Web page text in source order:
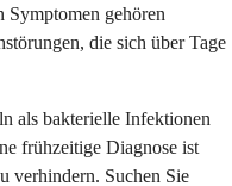
gehören
die sich über Tage
als bakterielle Infektionen
frühzeitige Diagnose ist
verhindern. Suchen Sie